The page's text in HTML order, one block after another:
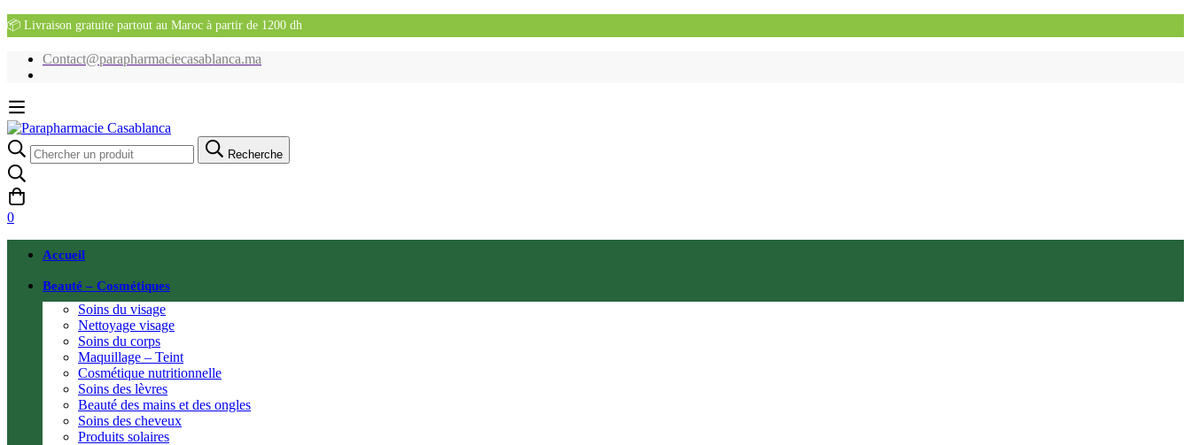
📦 Livraison gratuite partout au Maroc à partir de 1200 dh
Contact@parapharmaciecasablanca.ma
Recherche
pour:
Recherche
0
Accueil
Beauté – Cosmétiques
Soins du visage
Nettoyage visage
Soins du corps
Maquillage – Teint
Cosmétique nutritionnelle
Soins des lèvres
Beauté des mains et des ongles
Soins des cheveux
Produits solaires